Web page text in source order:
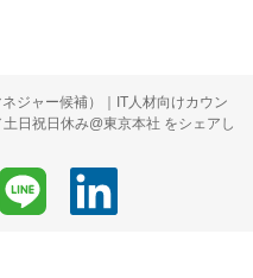
ジャー候補）｜IT人材向けカウン
日祝日休み@東京本社 をシェアし